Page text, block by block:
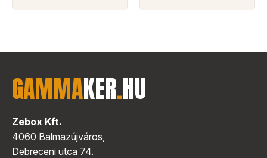
GAMMAKER.HU
Zebox Kft.
4060 Balmazújváros,
Debreceni utca 74.